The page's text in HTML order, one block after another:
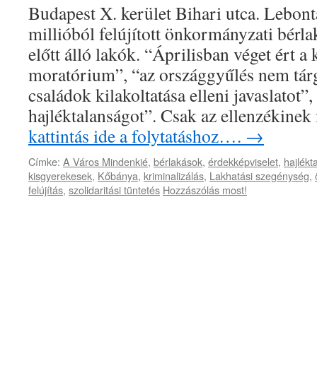
Budapest X. kerület Bihari utca.
millióból felújított önkormányzati
előtt álló lakók. “Áprilisban véget ért a
moratórium”, “az országgyűlés nem
családok kilakoltatása elleni
hajléktalanságot”. Csak az
kattintás ide a folytatáshoz…. →
Címke: A Város Mindenkié, bérlakások, érdekképviselet,
kisgyerekesek, Kőbánya, kriminalizálás, Lakhatási szegénység,
felújítás, szolidaritási tüntetés Hozzászólás most!